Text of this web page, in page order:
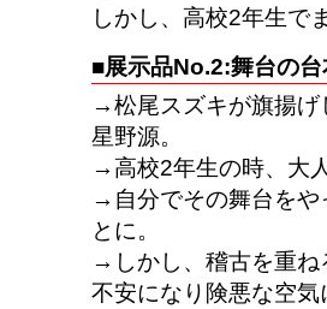
しかし、高校2年生で
■展示品No.2:舞台の台
→松尾スズキが旗揚げ
星野源。
→高校2年生の時、大
→自分でその舞台をや
とに。
→しかし、稽古を重ね
不安になり険悪な空気